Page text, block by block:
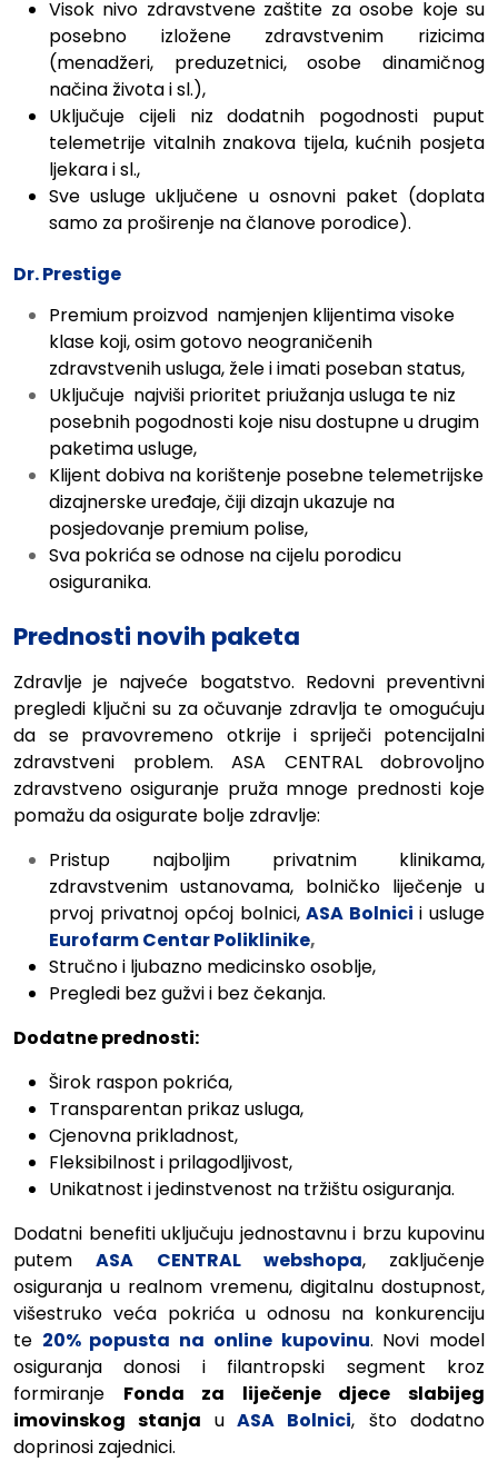
Visok nivo zdravstvene zaštite za osobe koje su
posebno izložene zdravstvenim rizicima
(menadžeri, preduzetnici, osobe dinamičnog
načina života i sl.),
Uključuje cijeli niz dodatnih pogodnosti puput
telemetrije vitalnih znakova tijela, kućnih posjeta
ljekara i sl.,
Sve usluge uključene u osnovni paket (doplata
samo za proširenje na članove porodice).
Dr. Prestige
Premium proizvod namjenjen klijentima visoke
klase koji, osim gotovo neograničenih
zdravstvenih usluga, žele i imati poseban status,
Uključuje najviši prioritet priužanja usluga te niz
posebnih pogodnosti koje nisu dostupne u drugim
paketima usluge,
Klijent dobiva na korištenje posebne telemetrijske
dizajnerske uređaje, čiji dizajn ukazuje na
posjedovanje premium polise,
Sva pokrića se odnose na cijelu porodicu
osiguranika.
Prednosti novih paketa
Zdravlje je najveće bogatstvo. Redovni preventivni
pregledi ključni su za očuvanje zdravlja te omogućuju
da se pravovremeno otkrije i spriječi potencijalni
zdravstveni problem. ASA CENTRAL dobrovoljno
zdravstveno osiguranje pruža mnoge prednosti koje
pomažu da osigurate bolje zdravlje:
Pristup najboljim privatnim klinikama,
zdravstvenim ustanovama, bolničko liječenje u
prvoj privatnoj općoj bolnici,ASA Bolnici i usluge
Eurofarm Centar Poliklinike,
Stručno i ljubazno medicinsko osoblje,
Pregledi bez gužvi i bez čekanja.
Dodatne prednosti:
Širok raspon pokrića,
Transparentan prikaz usluga,
Cjenovna prikladnost,
Fleksibilnost i prilagodljivost,
Unikatnost i jedinstvenost na tržištu osiguranja.
Dodatni benefiti uključuju jednostavnu i brzu kupovinu
putemASA CENTRAL webshopa, zaključenje
osiguranja u realnom vremenu, digitalnu dostupnost,
višestruko veća pokrića u odnosu na konkurenciju
te 20% popusta na online kupovinu. Novi model
osiguranja donosi i filantropski segment kroz
formiranje Fonda za liječenje djece slabijeg
imovinskog stanja u ASA Bolnici, što dodatno
doprinosi zajednici.